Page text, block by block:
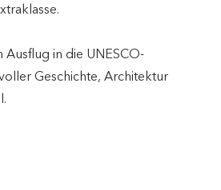
in die UNESCO-
Geschichte, Architektur